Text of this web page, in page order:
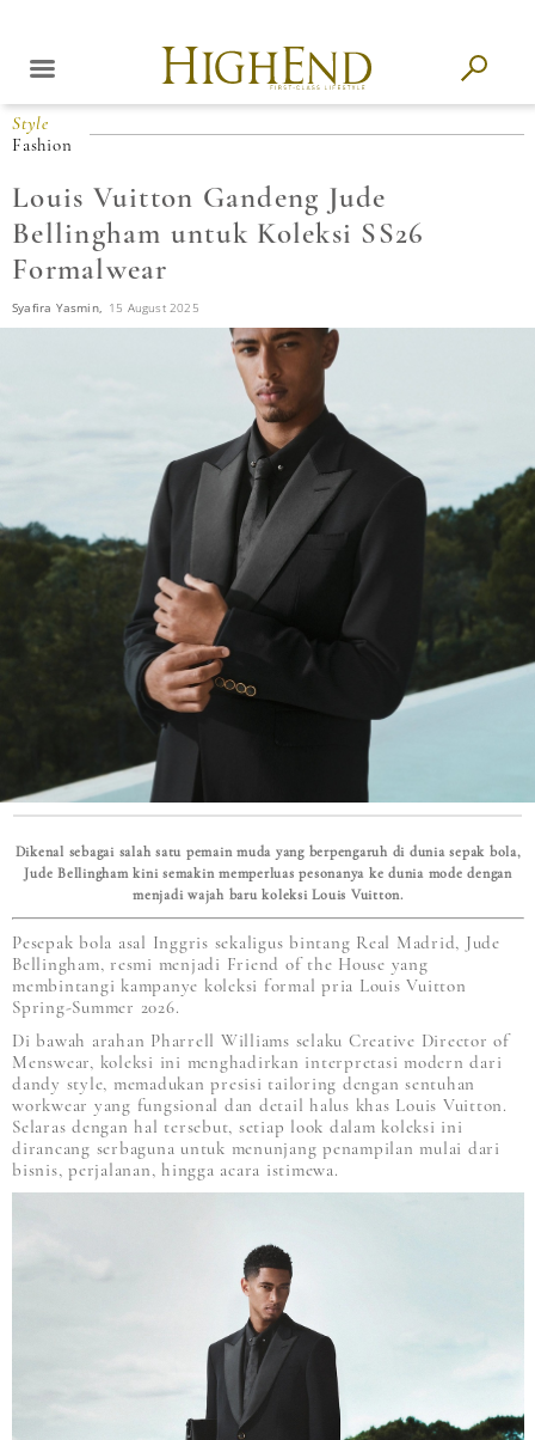
Style
Fashion
Louis Vuitton Gandeng Jude
Bellingham untuk Koleksi SS26
Formalwear
Syafira Yasmin, 15 August 2025
Dikenal sebagai salah satu pemain muda yang berpengaruh di dunia sepak bola,
Jude Bellingham kini semakin memperluas pesonanya ke dunia mode dengan
menjadi wajah baru koleksi Louis Vuitton.
Pesepak bola asal Inggris sekaligus bintang Real Madrid, Jude
Bellingham, resmi menjadi Friend of the House yang
membintangi kampanye koleksi formal pria Louis Vuitton
Spring-Summer 2026.
Di bawah arahan Pharrell Williams selaku Creative Director of
Menswear, koleksi ini menghadirkan interpretasi modern dari
dandy style, memadukan presisi tailoring dengan sentuhan
workwear yang fungsional dan detail halus khas Louis Vuitton.
Selaras dengan hal tersebut, setiap look dalam koleksi ini
dirancang serbaguna untuk menunjang penampilan mulai dari
bisnis, perjalanan, hingga acara istimewa.